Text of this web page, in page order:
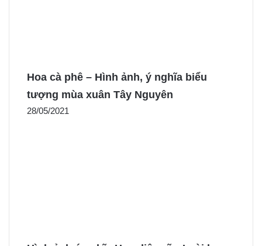
Hoa cà phê – Hình ảnh, ý nghĩa biểu
tượng mùa xuân Tây Nguyên
28/05/2021